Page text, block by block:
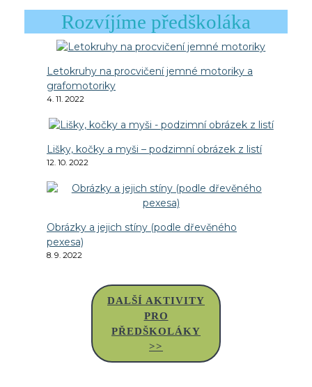
Rozvíjíme předškoláka
Letokruhy na procvičení jemné motoriky a
grafomotoriky
4. 11. 2022
Lišky, kočky a myši – podzimní obrázek z listí
12. 10. 2022
Obrázky a jejich stíny (podle dřevěného
pexesa)
8. 9. 2022
DALŠÍ AKTIVITY
PRO
PŘEDŠKOLÁKY
>>